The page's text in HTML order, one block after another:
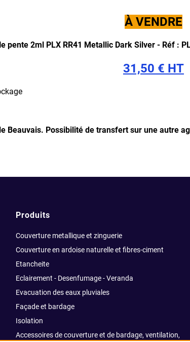
À VENDRE
pente 2ml PLX RR41 Metallic Dark Silver - Réf :
31,50 € HT
Beauvais. Possibilité de transfert sur une autre
Produits
Couverture metallique et zinguerie
Couverture en ardoise naturelle et fibres-ciment
Etancheite
Eclairement - Desenfumage - Veranda
Evacuation des eaux pluviales
Façade et bardage
Isolation
Accessoires de couverture et de bardage, ventilation,